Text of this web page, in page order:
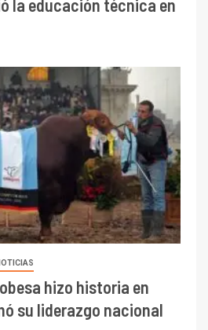
la educación técnica en
hizo historia en
su liderazgo nacional